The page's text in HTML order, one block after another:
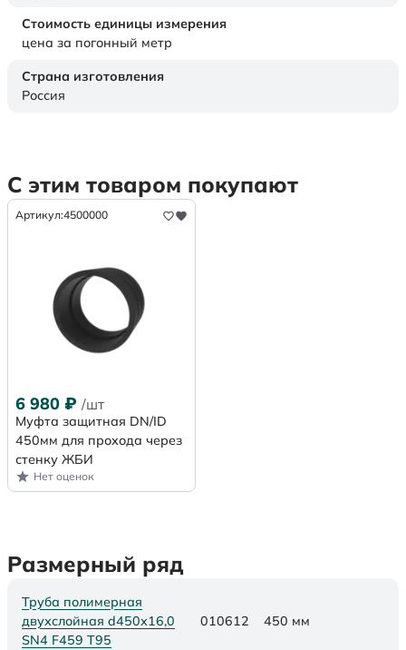
Стоимость единицы измерения
цена за погонный метр
Страна изготовления
Россия
С этим товаром покупают
Артикул:4500000
6 980 ₽ /шт
Муфта защитная DN/ID
450мм для прохода через
стенку ЖБИ
Нет оценок
Размерный ряд
Труба полимерная
двухслойная d450х16,0
SN4 F459 Т95
010612 450 мм